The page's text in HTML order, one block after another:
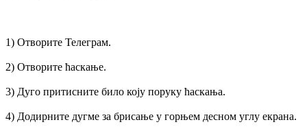
1) Отворите Телеграм.
2) Отворите ћаскање.
3) Дуго притисните било коју поруку ћаскања.
4) Додирните дугме за брисање у горњем десном углу екрана.